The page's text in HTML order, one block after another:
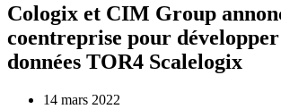
Cologix et CIM Group
coentreprise pour
données TOR4 Scalelogix
14 mars 2022